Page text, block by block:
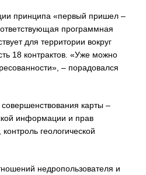
принципа «первый пришел –
программная
для территории вокруг
18 контрактов. «Уже можно
– порадовался
карты –
информации и прав
геологической
недропользователя и